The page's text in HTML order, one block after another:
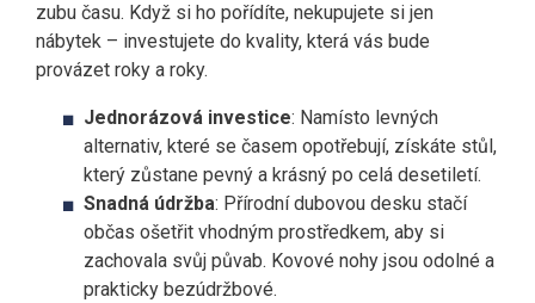
zubu času. Když si ho pořídíte, nekupujete si jen
nábytek – investujete do kvality, která vás bude
provázet roky a roky.
Jednorázová investice: Namísto levných
alternativ, které se časem opotřebují, získáte stůl,
který zůstane pevný a krásný po celá desetiletí.
Snadná údržba: Přírodní dubovou desku stačí
občas ošetřit vhodným prostředkem, aby si
zachovala svůj půvab. Kovové nohy jsou odolné a
prakticky bezúdržbové.